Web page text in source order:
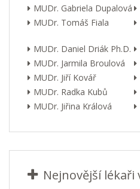
MUDr. Gabriela Dupalová
MUDr. Tomáš Fiala
MUDr. Daniel Driák Ph.D.
MUDr. Jarmila Broulová
MUDr. Jiří Kovář
MUDr. Radka Kubů
MUDr. Jiřina Králová
Nejnovější